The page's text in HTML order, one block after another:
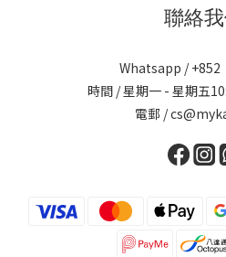
聯絡
Whatsapp / +852
時間 / 星期一 - 星期五
電郵 /